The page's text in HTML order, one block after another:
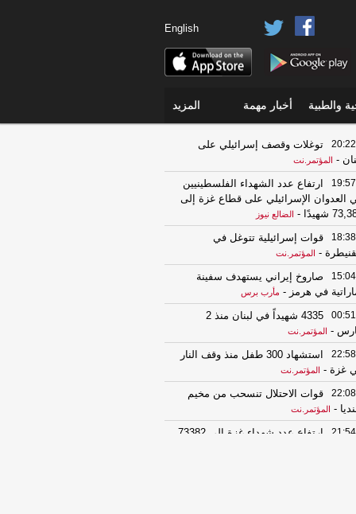
English
والطبية أخبار مهمة المزيد
20:22
توغلات وقصف إسرائيلي على
- المؤتمر.نت
19:57
ارتفاع عدد الشهداء الفلسطينيين
العدوان الإسرائيلي على قطاع غزة إلى
شهيدًا
- الضالع نيوز
18:38
قوات إسرائيلية تتوغل في
- المؤتمر.نت
15:04
صاروخ إيراني يستهدف سفينة
في هرمز - مأرب برس
00:51
4335 شهيداً في لبنان منذ 2
- المؤتمر.نت
22:58
استشهاد 300 طفل منذ وقف النار
غزة - المؤتمر.نت
22:08
قوات الاحتلال تنسحب من مخيم
- المؤتمر.نت
21:54
ارتفاع عدد شهداء غزة إلى 73382